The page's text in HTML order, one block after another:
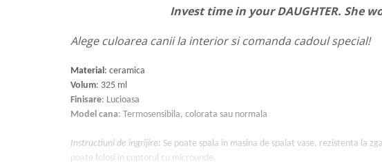
Mobilier portabil
Invest time in your DAUGHTER. She
Alege culoarea canii la interior si comanda cadoul special!
Material: ceramica
Volum: 325 ml
Finisare: Lucioasa
Model cana: Termosensibila, colorata sau normala
Instructiuni de ingrijire: Se poate spala in masina de spalat vase, rezistenta la
poate folosi in cuptorul cu microunde.